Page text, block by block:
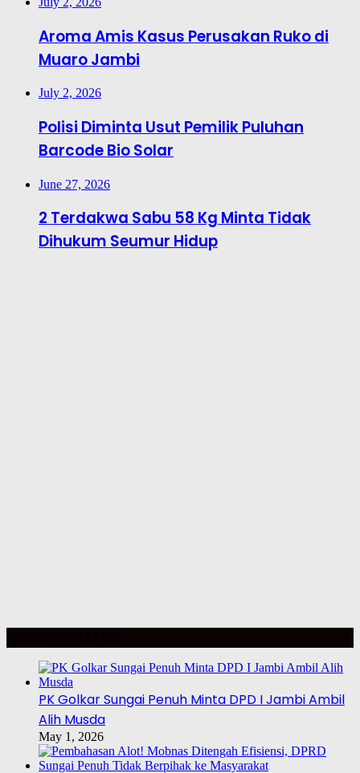
Aroma Amis Kasus Perusakan Ruko di
Muaro Jambi
July 2, 2026
Polisi Diminta Usut Pemilik Puluhan
Barcode Bio Solar
June 27, 2026
2 Terdakwa Sabu 58 Kg Minta Tidak
Dihukum Seumur Hidup
PK Golkar Sungai Penuh Minta DPD I Jambi Ambil
Alih Musda
May 1, 2026